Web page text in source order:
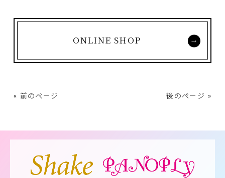
ONLINE SHOP
« 前のページ 後のページ »